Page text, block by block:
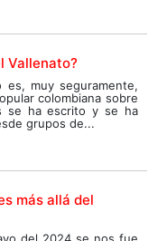
Vallenato?
es, muy seguramente,
colombiana sobre
se ha escrito y se ha
grupos de...
más allá del